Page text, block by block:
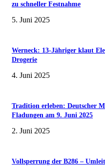
zu schneller Festnahme
5. Juni 2025
Werneck: 13-Jähriger klaut
Drogerie
4. Juni 2025
Tradition erleben: Deutscher
Fladungen am 9. Juni 2025
2. Juni 2025
Vollsperrung der B286 –